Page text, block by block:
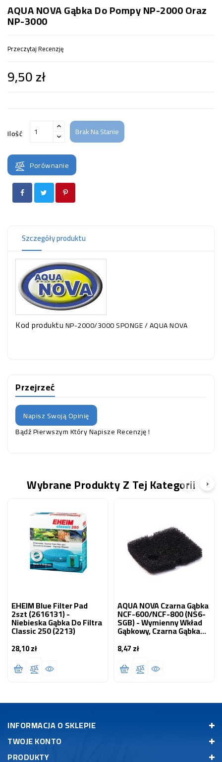
AQUA NOVA Gąbka Do Pompy NP-2000 Oraz
NP-3000
Przeczytaj Recenzję
9,50 zł
Ilość Brak Na Stanie
Porównanie
Szczegóły produktu
Kod produktuNP-2000/3000 SPONGE / AQUA NOVA
Przejrzeć
Napisz Swoją Opinię
Bądź Pierwszym Który Napisze Recenzję !
Wybrane Produkty Z Tej Kategorii
EHEIM Blue Filter Pad
2szt (2616131) -
Niebieska Gąbka Do Filtra
Classic 250 (2213)
28,10 złCena
AQUA NOVA Czarna Gąbka
NCF-600/NCF-800 (NS6-
SGB) - Wymienny Wkład
Gąbkowy, Czarna Gąbka
Do Filtra NCF-600, NCF-
800
8,47 złCena
‹ ›
INFORMACJA O SKLEPIE
TWOJE KONTO
PRODUKTY